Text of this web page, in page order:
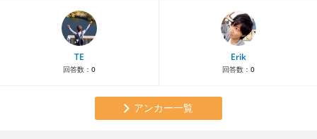
TE
回答数： 0
Erik
回答数： 0
アンカー一覧